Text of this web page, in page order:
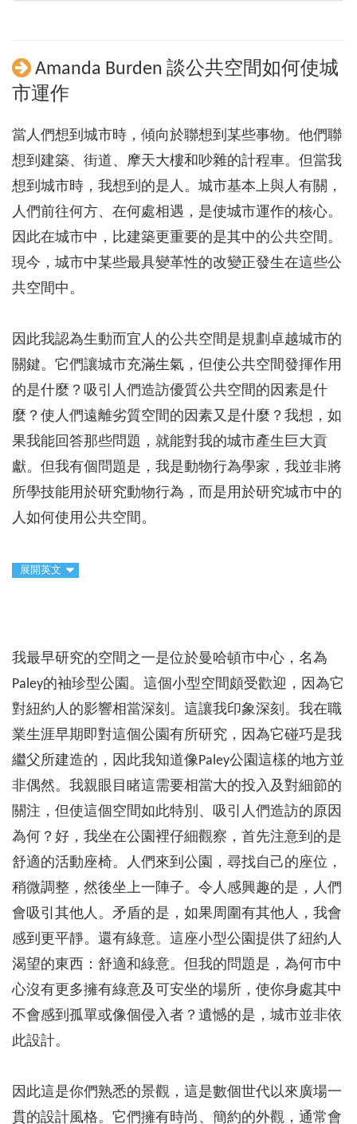
Amanda Burden 談公共空間如何使城
市運作
當人們想到城市時，傾向於聯想到某些事物。他們聯
想到建築、街道、摩天大樓和吵雜的計程車。但當我
想到城市時，我想到的是人。城市基本上與人有關，
人們前往何方、在何處相遇，是使城市運作的核心。
因此在城市中，比建築更重要的是其中的公共空間。
現今，城市中某些最具變革性的改變正發生在這些公
共空間中。
因此我認為生動而宜人的公共空間是規劃卓越城市的
關鍵。它們讓城市充滿生氣，但使公共空間發揮作用
的是什麼？吸引人們造訪優質公共空間的因素是什
麼？使人們遠離劣質空間的因素又是什麼？我想，如
果我能回答那些問題，就能對我的城市產生巨大貢
獻。但我有個問題是，我是動物行為學家，我並非將
所學技能用於研究動物行為，而是用於研究城市中的
人如何使用公共空間。
展開英文
我最早研究的空間之一是位於曼哈頓市中心，名為
Paley的袖珍型公園。這個小型空間頗受歡迎，因為它
對紐約人的影響相當深刻。這讓我印象深刻。我在職
業生涯早期即對這個公園有所研究，因為它碰巧是我
繼父所建造的，因此我知道像Paley公園這樣的地方並
非偶然。我親眼目睹這需要相當大的投入及對細節的
關注，但使這個空間如此特別、吸引人們造訪的原因
為何？好，我坐在公園裡仔細觀察，首先注意到的是
舒適的活動座椅。人們來到公園，尋找自己的座位，
稍微調整，然後坐上一陣子。令人感興趣的是，人們
會吸引其他人。矛盾的是，如果周圍有其他人，我會
感到更平靜。還有綠意。這座小型公園提供了紐約人
渴望的東西：舒適和綠意。但我的問題是，為何市中
心沒有更多擁有綠意及可安坐的場所，使你身處其中
不會感到孤單或像個侵入者？遺憾的是，城市並非依
此設計。
因此這是你們熟悉的景觀，這是數個世代以來廣場一
貫的設計風格。它們擁有時尚、簡約的外觀，通常會